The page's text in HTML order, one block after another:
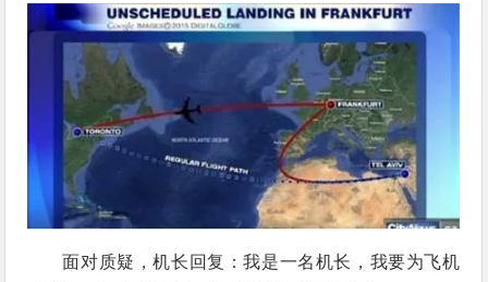
面对质疑，机长回复：我是一名机长，我要为飞机